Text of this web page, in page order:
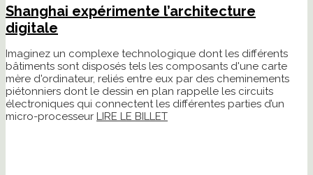
Shanghai expérimente l’architecture
digitale
Imaginez un complexe technologique dont les différents
bâtiments sont disposés tels les composants d'une carte
mère d'ordinateur, reliés entre eux par des cheminements
piétonniers dont le dessin en plan rappelle les circuits
électroniques qui connectent les différentes parties d’un
micro-processeur LIRE LE BILLET